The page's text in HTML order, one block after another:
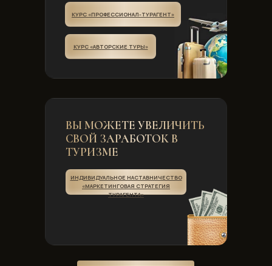
ВЫ МОЖЕТЕ УВЕЛИЧИТЬ
СВОЙ ЗАРАБОТОК В
ТУРИЗМЕ
КУРС «АВТОРСКИЕ ТУРЫ»
КУРС «ПРОФЕССИОНАЛ-ТУРАГЕНТ»
ИНДИВИДУАЛЬНОЕ НАСТАВНИЧЕСТВО
«МАРКЕТИНГОВАЯ СТРАТЕГИЯ
ТУРАГЕНТА»